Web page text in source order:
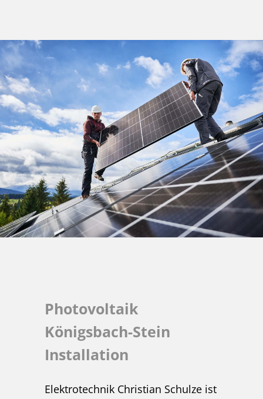
Photovoltaik
Königsbach-Stein
Installation
Elektrotechnik Christian Schulze ist